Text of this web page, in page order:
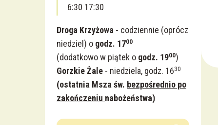
6:30 17:30
Droga Krzyżowa - codziennie (oprócz
niedziel) o godz. 1700
(dodatkowo w piątek o godz. 1900)
Gorzkie Żale - niedziela, godz. 1630
(ostatnia Msza św. bezpośrednio po
zakończeniu nabożeństwa)